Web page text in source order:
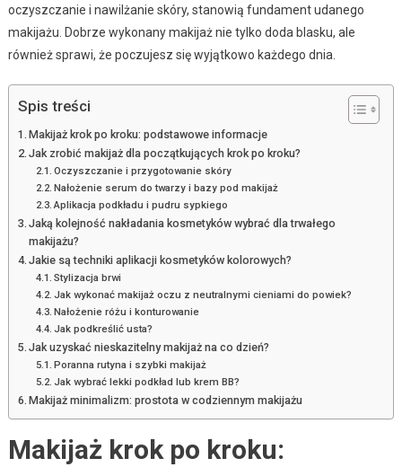
oczyszczanie i nawilżanie skóry, stanowią fundament udanego
makijażu. Dobrze wykonany makijaż nie tylko doda blasku, ale
również sprawi, że poczujesz się wyjątkowo każdego dnia.
Spis treści
Makijaż krok po kroku: podstawowe informacje
Jak zrobić makijaż dla początkujących krok po kroku?
Oczyszczanie i przygotowanie skóry
Nałożenie serum do twarzy i bazy pod makijaż
Aplikacja podkładu i pudru sypkiego
Jaką kolejność nakładania kosmetyków wybrać dla trwałego
makijażu?
Jakie są techniki aplikacji kosmetyków kolorowych?
Stylizacja brwi
Jak wykonać makijaż oczu z neutralnymi cieniami do powiek?
Nałożenie różu i konturowanie
Jak podkreślić usta?
Jak uzyskać nieskazitelny makijaż na co dzień?
Poranna rutyna i szybki makijaż
Jak wybrać lekki podkład lub krem BB?
Makijaż minimalizm: prostota w codziennym makijażu
Makijaż krok po kroku: